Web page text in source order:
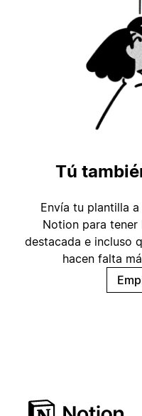
Tú
Envía tu plantilla
Notion para tener
destacada e incluso
hacen falta